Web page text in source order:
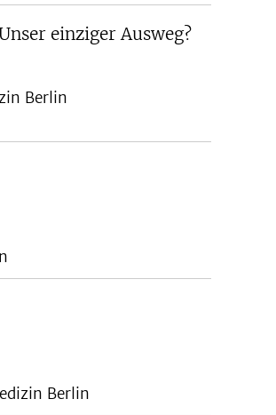
einziger Ausweg?
Berlin
Berlin